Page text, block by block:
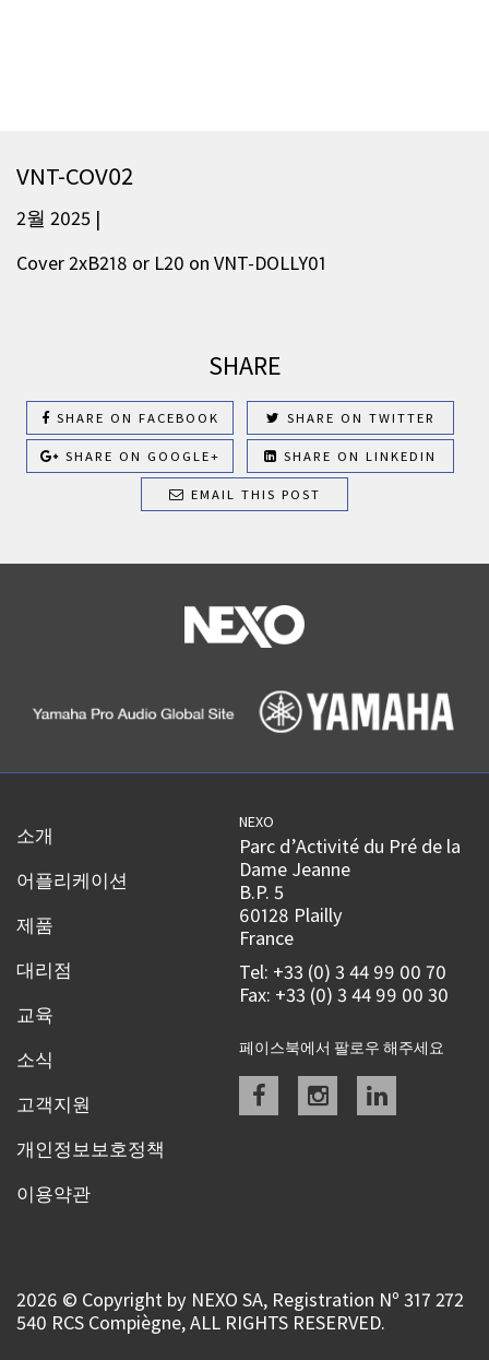
VNT-COV02
2월 2025 |
Cover 2xB218 or L20 on VNT-DOLLY01
SHARE
SHARE ON FACEBOOK SHARE ON TWITTER
SHARE ON GOOGLE+ SHARE ON LINKEDIN
EMAIL THIS POST
소개
어플리케이션
제품
대리점
교육
소식
고객지원
개인정보보호정책
이용약관
NEXO
Parc d’Activité du Pré de la
Dame Jeanne
B.P. 5
60128 Plailly
France
Tel: +33 (0) 3 44 99 00 70
Fax: +33 (0) 3 44 99 00 30
페이스북에서 팔로우 해주세요
Facebookinstagramlinkedin
2026 © Copyright by NEXO SA, Registration Nº 317 272
540 RCS Compiègne, ALL RIGHTS RESERVED.